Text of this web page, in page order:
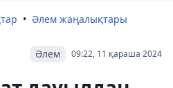
Әлем жаңалықтары
09:22, 11 қараша 2024
Әлем